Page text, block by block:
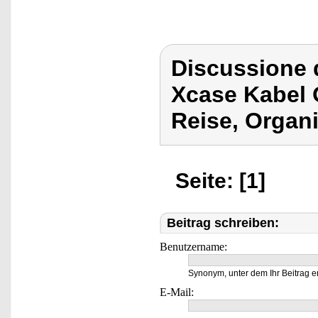
Discussione
Xcase Kabel
Reise,
Seite: [1]
Beitrag schreiben:
Benutzername:
Synonym, unter dem Ihr Beitrag
E-Mail: